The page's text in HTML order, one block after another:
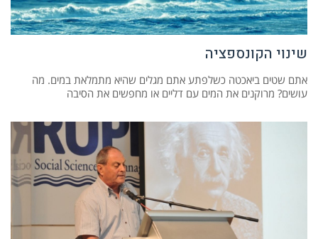
שינוי הקונספציה
אתם שטים ביאכטה כשלפתע אתם מגלים שהיא מתמלאת במים. מה
עושים? מרוקנים את המים עם דליים או מחפשים את הסיבה